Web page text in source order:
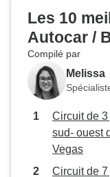
Les 10
Autocar /
Compilé par
Melissa
Circuit de
sud- ouest
Vegas
Circuit de